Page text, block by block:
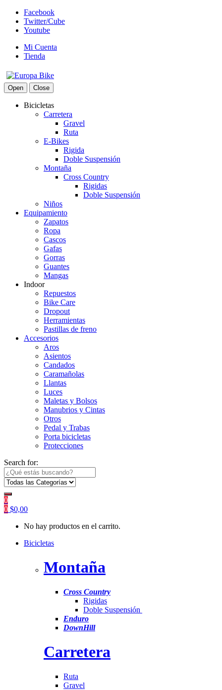
Facebook
Twitter/Cube
Youtube
Mi Cuenta
Tienda
Open Close
Bicicletas
Carretera
Gravel
Ruta
E-Bikes
Rigida
Doble Suspensión
Montaña
Cross Country
Rigidas
Doble Suspensión
Niños
Equipamiento
Zapatos
Ropa
Cascos
Gafas
Gorras
Guantes
Mangas
Indoor
Repuestos
Bike Care
Dropout
Herramientas
Pastillas de freno
Accesorios
Aros
Asientos
Candados
Caramañolas
Llantas
Luces
Maletas y Bolsos
Manubrios y Cintas
Otros
Pedal y Trabas
Porta bicicletas
Protecciones
Search for:
0
0 $0,00
No hay productos en el carrito.
Bicicletas
Montaña
Cross Country
Rigidas
Doble Suspensión
Enduro
DownHill
Carretera
Ruta
Gravel